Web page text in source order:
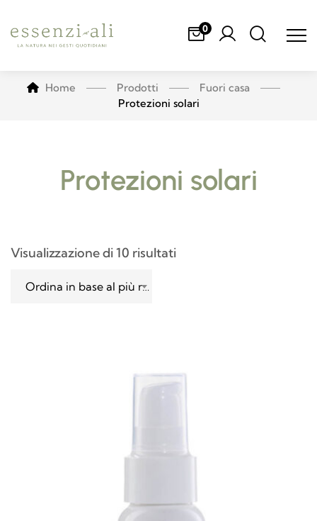
0
Home Prodotti
Fuori casa
Protezioni solari
Protezioni solari
Visualizzazione di 10 risultati
Ordina in base al più recente